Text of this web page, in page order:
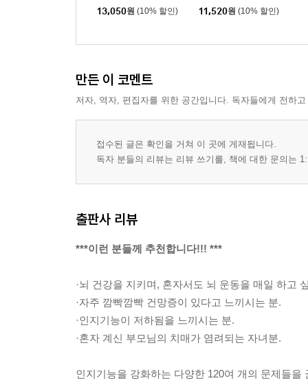
13,050원 (10% 할인) 11,520원 (10% 할인)
만든 이 코멘트
저자, 역자, 편집자를 위한 공간입니다. 독자들에게 전하
접수된 글은 확인을 거쳐 이 곳에 게재됩니다.
독자 분들의 리뷰는 리뷰 쓰기를, 책에 대한 문의는
출판사 리뷰
***이런 분들께 추천합니다!!! ***
·뇌 건강을 지키며, 혼자서도 뇌 운동을 매일 하고
·자주 깜빡깜빡 건망증이 있다고 느끼시는 분.
·인지기능이 저하됨을 느끼시는 분.
·혼자 계신 부모님의 치매가 염려되는 자녀분.
인지기능을 강화하는 다양한 120여 개의 문제들을